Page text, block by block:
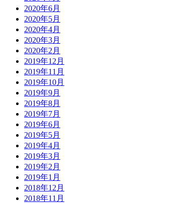
2020年6月
2020年5月
2020年4月
2020年3月
2020年2月
2019年12月
2019年11月
2019年10月
2019年9月
2019年8月
2019年7月
2019年6月
2019年5月
2019年4月
2019年3月
2019年2月
2019年1月
2018年12月
2018年11月